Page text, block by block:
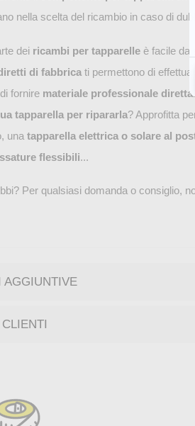
nella scelta del ricambio in caso di
dei ricambi per tapparelle è facile da
di fabbrica ti permettono di
fornire materiale professionale
tapparella per ripararla? Approfitta
una tapparella elettrica o solare al
flessibili...
Per qualsiasi domanda o consiglio,
AGGIUNTIVE